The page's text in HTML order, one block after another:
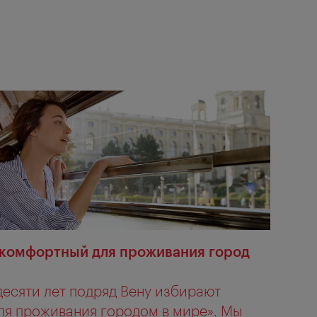
для проживания город
лет подряд Вену избирают
проживания городом в мире». Мы